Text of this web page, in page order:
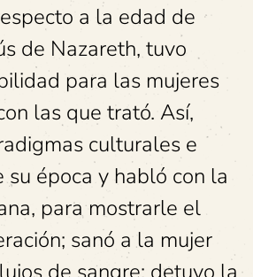
a la edad de
de Nazareth, tuvo
para las mujeres
las que trató. Así,
culturales e
su época y habló con la
para mostrarle el
sanó a la mujer